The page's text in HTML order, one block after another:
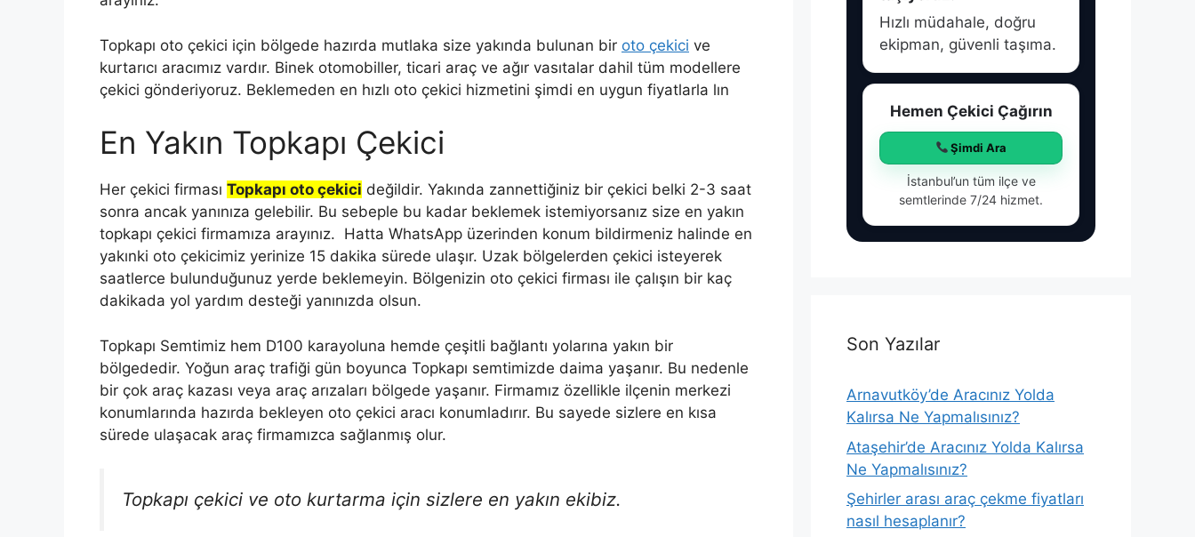
Topkapı oto çekici için bölgede hazırda mutlaka size yakında bulunan bir oto çekici ve
kurtarıcı aracımız vardır. Binek otomobiller, ticari araç ve ağır vasıtalar dahil tüm modellere
çekici gönderiyoruz. Beklemeden en hızlı oto çekici hizmetini şimdi en uygun fiyatlarla lın
En Yakın Topkapı Çekici
Her çekici firması Topkapı oto çekici değildir. Yakında zannettiğiniz bir çekici belki 2-3 saat
sonra ancak yanınıza gelebilir. Bu sebeple bu kadar beklemek istemiyorsanız size en yakın
topkapı çekici firmamıza arayınız. Hatta WhatsApp üzerinden konum bildirmeniz halinde en
yakınki oto çekicimiz yerinize 15 dakika sürede ulaşır. Uzak bölgelerden çekici isteyerek
saatlerce bulunduğunuz yerde beklemeyin. Bölgenizin oto çekici firması ile çalışın bir kaç
dakikada yol yardım desteği yanınızda olsun.
Topkapı Semtimiz hem D100 karayoluna hemde çeşitli bağlantı yolarına yakın bir
bölgededir. Yoğun araç trafiği gün boyunca Topkapı semtimizde daima yaşanır. Bu nedenle
bir çok araç kazası veya araç arızaları bölgede yaşanır. Firmamız özellikle ilçenin merkezi
konumlarında hazırda bekleyen oto çekici aracı konumladırır. Bu sayede sizlere en kısa
sürede ulaşacak araç firmamızca sağlanmış olur.
Topkapı çekici ve oto kurtarma için sizlere en yakın ekibiz.
Hızlı müdahale, doğru
ekipman, güvenli taşıma.
Hemen Çekici Çağırın
Şimdi Ara
İstanbul’un tüm ilçe ve
semtlerinde 7/24 hizmet.
Son Yazılar
Arnavutköy’de Aracınız Yolda
Kalırsa Ne Yapmalısınız?
Ataşehir’de Aracınız Yolda Kalırsa
Ne Yapmalısınız?
Şehirler arası araç çekme fiyatları
nasıl hesaplanır?